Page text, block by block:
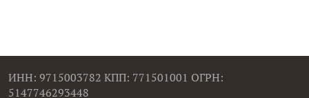
ИНН: 9715003782 КПП: 771501001 ОГРН:
5147746293448